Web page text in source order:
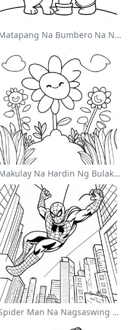
Matapang Na Bumbero Na Nagliligtas Ng Pusa Na Pahina Ng Kulay
Makulay Na Hardin Ng Bulaklak Sa Pahina Ng Kulay
Spider Man Na Nagsaswing Sa Lungsod Na Pahina Ng Kulay